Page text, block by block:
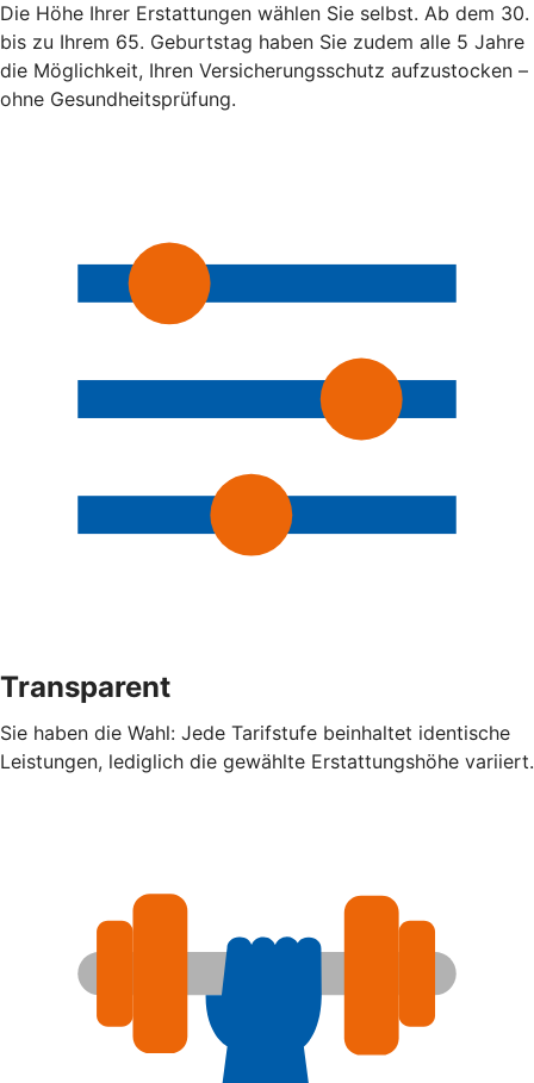
Die Höhe Ihrer Erstattungen wählen Sie selbst. Ab dem 30.
bis zu Ihrem 65. Geburtstag haben Sie zudem alle 5 Jahre
die Möglichkeit, Ihren Versicherungsschutz aufzustocken –
ohne Gesundheitsprüfung.
Transparent
Sie haben die Wahl: Jede Tarifstufe beinhaltet identische
Leistungen, lediglich die gewählte Erstattungshöhe variiert.